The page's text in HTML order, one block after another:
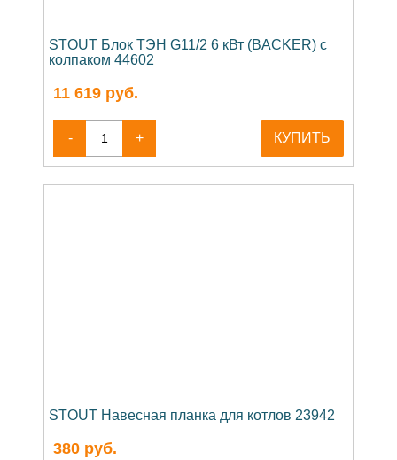
STOUT Блок ТЭН G11/2 6 кВт (BACKER) с
колпаком 44602
11 619 руб.
- + КУПИТЬ
STOUT Навесная планка для котлов 23942
380 руб.